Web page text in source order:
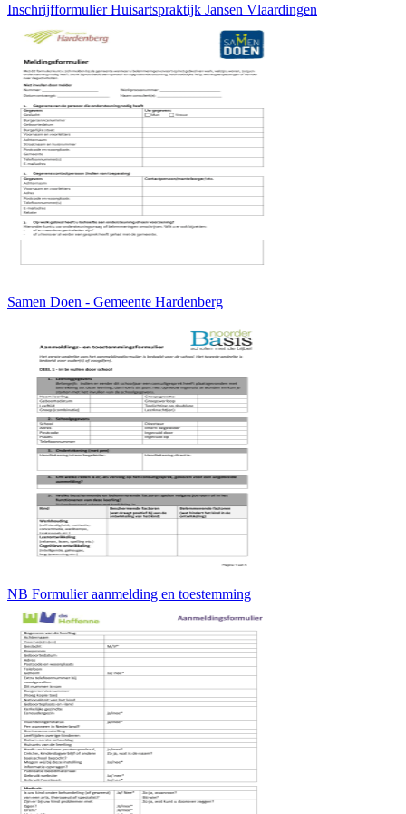
Inschrijfformulier Huisartspraktijk Jansen Vlaardingen
Samen Doen - Gemeente Hardenberg
NB Formulier aanmelding en toestemming